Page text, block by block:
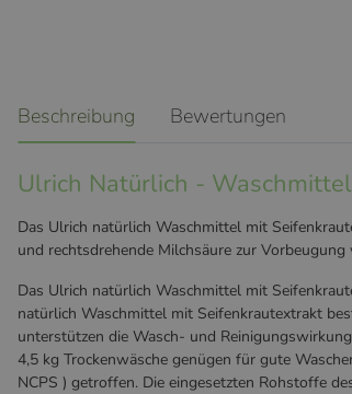
Beschreibung Bewertungen
Ulrich Natürlich -
Das Ulrich natürlich Waschmittel mit
und rechtsdrehende Milchsäure zur
Das Ulrich natürlich Waschmittel mit
natürlich Waschmittel mit Seifenkrautextrakt
unterstützen die Wasch- und
4,5 kg Trockenwäsche genügen für gute
NCPS ) getroffen. Die eingesetzten Rohstoffe